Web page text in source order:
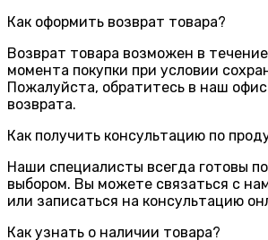
Как оформить возврат товара?
Возврат товара возможен в
момента покупки при условии
Пожалуйста, обратитесь в наш
возврата.
Как получить консультацию по
Наши специалисты всегда готовы
выбором. Вы можете связаться с
или записаться на консультацию
Как узнать о наличии товара?